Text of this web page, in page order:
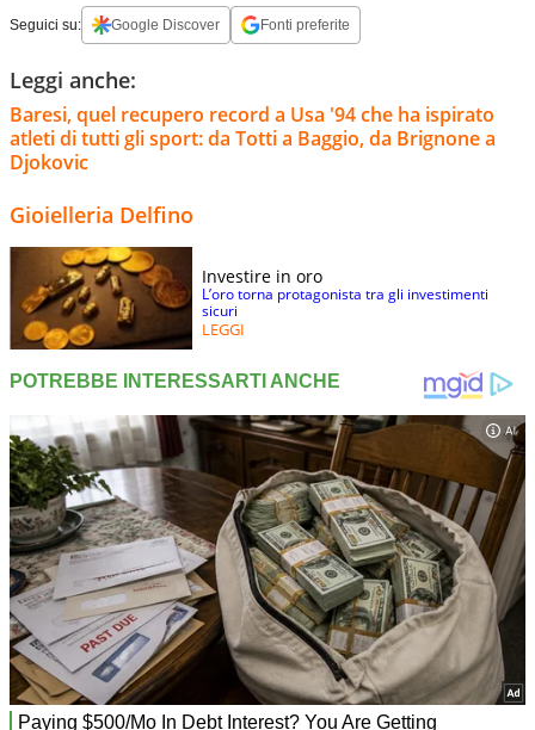
Seguici su: Google Discover Fonti preferite
Leggi anche:
Baresi, quel recupero record a Usa '94 che ha ispirato
atleti di tutti gli sport: da Totti a Baggio, da Brignone a
Djokovic
Gioielleria Delfino
Investire in oro
L’oro torna protagonista tra gli investimenti
sicuri
LEGGI